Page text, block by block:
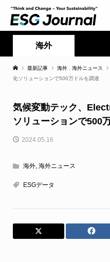
海外
最新記事 海外 海外ニュース
化ソリューションで500万ドルを調達
気候変動テック、
ソリューションで500
2024.05.16
海外, 海外ニュース
ESGデータ